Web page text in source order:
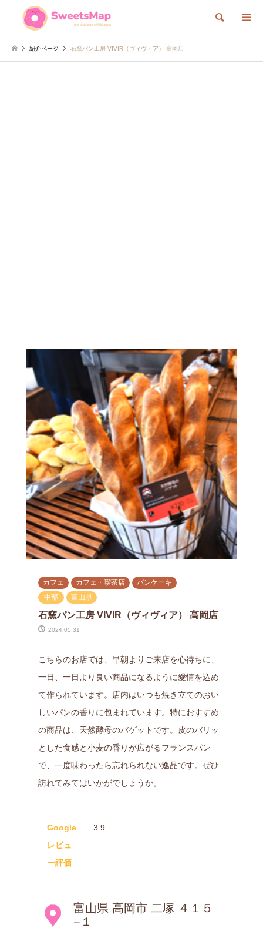
検索
紹介ページ 石窯パン工房 VIVIR（ヴィヴィア） 高岡店
カフェ カフェ・喫茶店
パンケーキ
中部
富山県
石窯パン工房 VIVIR（ヴィヴィア） 高岡店
2024.05.31
こちらのお店では、早朝よりご来店を心待ちに、
一日、一日より良い商品になるように愛情を込め
て作られています。店内はいつも焼き立てのおい
しいパンの香りに包まれています。特におすすめ
の商品は、天然酵母のバゲットです。皮のバリッ
とした食感と小麦の香りが広がるフランスパン
で、一度味わったら忘れられない逸品です。ぜひ
訪れてみてはいかがでしょうか。
Google
レビュ
ー評価
3.9
富山県 高岡市 二塚 ４１５
−１